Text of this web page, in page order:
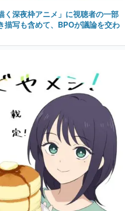
く深夜枠アニメ」に視聴者の一部
描写も含めて、BPOが議論を交わ